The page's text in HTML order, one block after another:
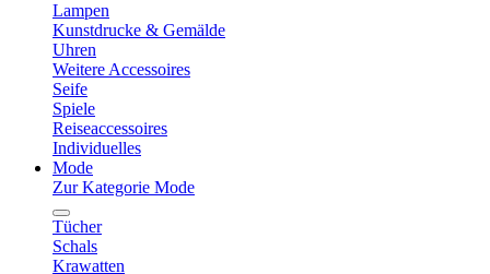
Lampen
Kunstdrucke & Gemälde
Uhren
Weitere Accessoires
Seife
Spiele
Reiseaccessoires
Individuelles
Mode
Zur Kategorie Mode
Tücher
Schals
Krawatten